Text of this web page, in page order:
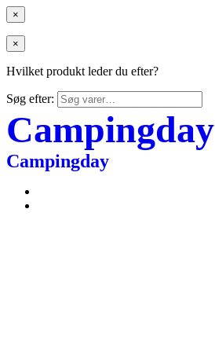
×
×
Hvilket produkt leder du efter?
Søg efter:
Campingday
Campingday